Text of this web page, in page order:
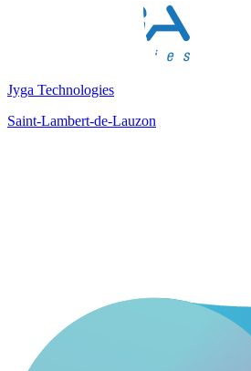
Jyga Technologies
Saint-Lambert-de-Lauzon